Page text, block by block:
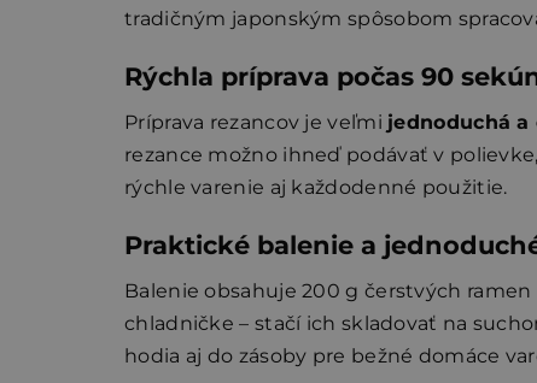
tradičným japonským spôsobom
Rýchla príprava počas 90
Príprava rezancov je veľmi jednoduchá a
rezance možno ihneď podávať v
rýchle varenie aj každodenné použitie.
Praktické balenie a
Balenie obsahuje 200 g čerstvých ramen
chladničke – stačí ich skladovať na
hodia aj do zásoby pre bežné domáce